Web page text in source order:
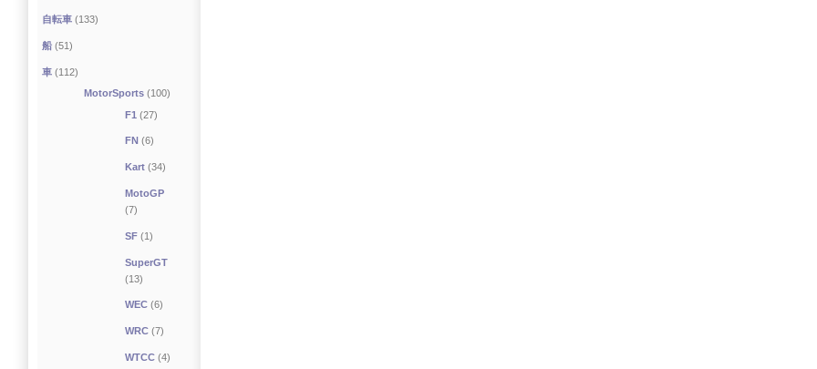
自転車 (133)
船 (51)
車 (112)
MotorSports(100)
F1 (27)
FN (6)
Kart (34)
MotoGP
(7)
SF (1)
SuperGT
(13)
WEC (6)
WRC (7)
WTCC (4)